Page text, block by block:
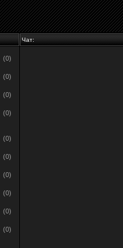
Чат:
(0)
(0)
(0)
(0)
(0)
(0)
(0)
(0)
(0)
(0)